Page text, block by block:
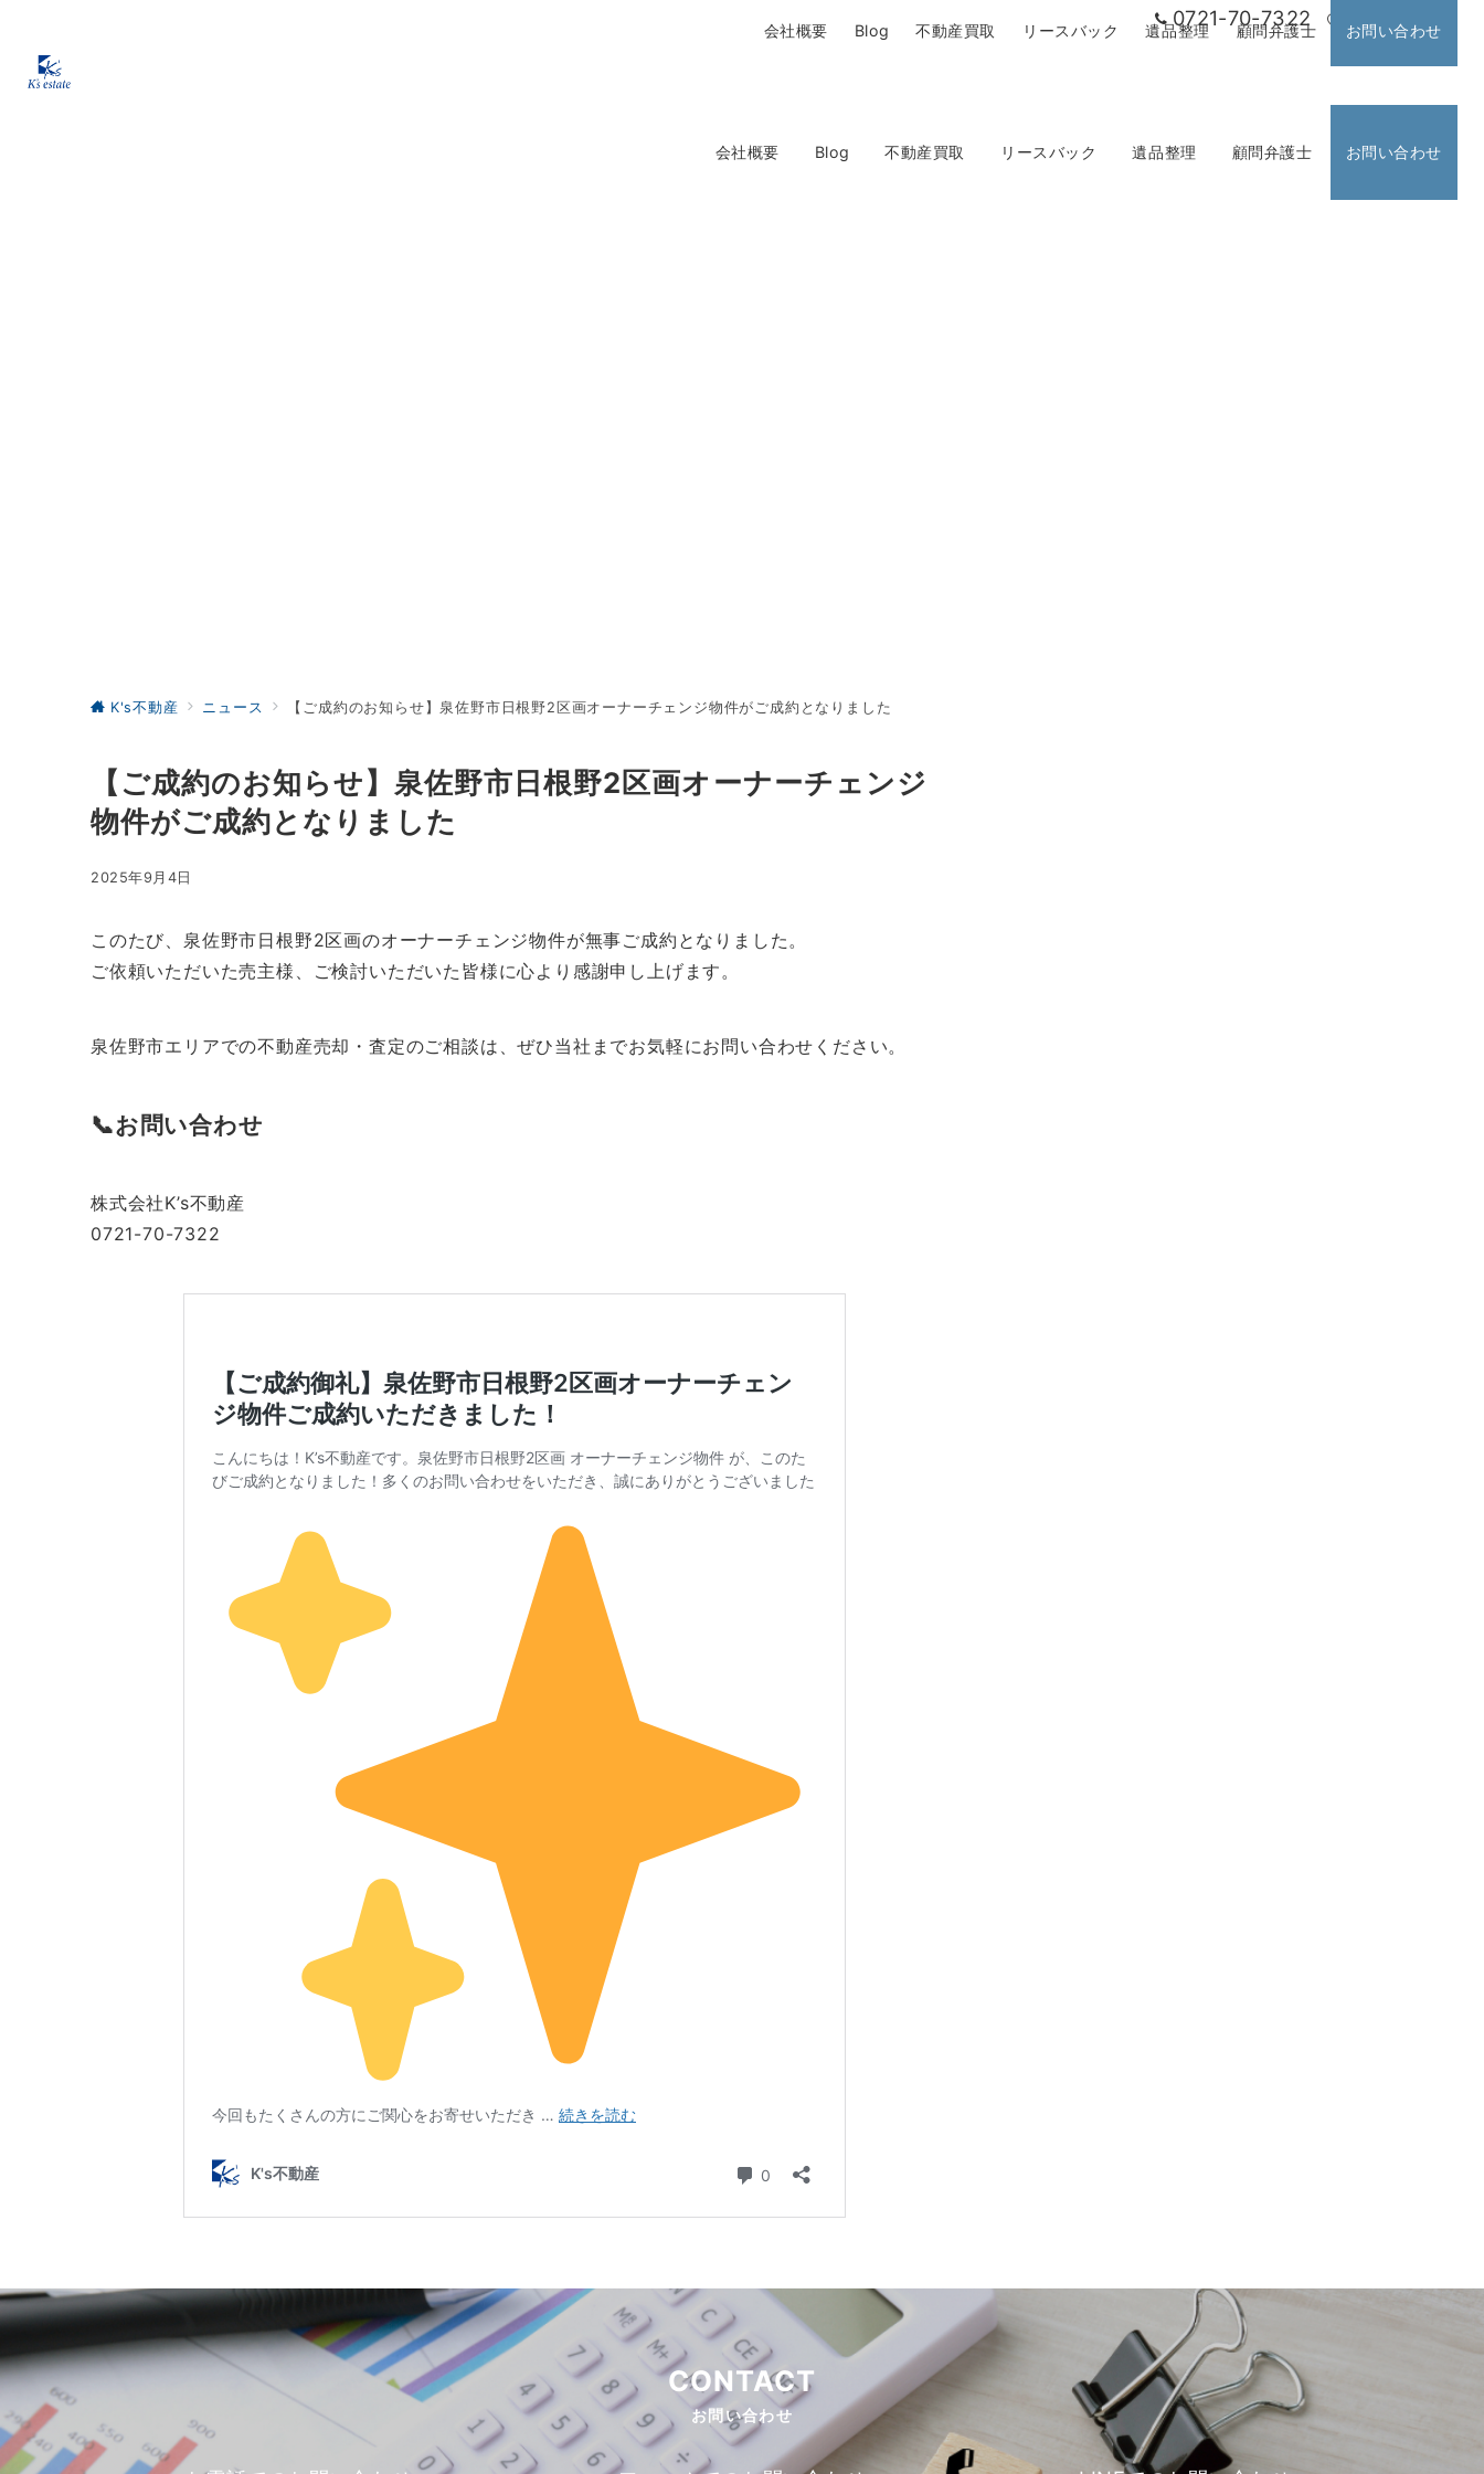
0721-70-7322 アクセス
会社概要 Blog 不動産買取 リースバック 遺品整理 顧問弁護士 お問い合わせ
会社概要 Blog 不動産買取 リースバック 遺品整理 顧問弁護士 お問い合わせ
K's不動産 ニュース 【ご成約のお知らせ】泉佐野市日根野2区画オーナーチェンジ物件がご成約となりました
【ご成約のお知らせ】泉佐野市日根野2区画オーナーチェンジ
物件がご成約となりました
2025年9月4日
このたび、泉佐野市日根野2区画のオーナーチェンジ物件が無事ご成約となりました。
ご依頼いただいた売主様、ご検討いただいた皆様に心より感謝申し上げます。
泉佐野市エリアでの不動産売却・査定のご相談は、ぜひ当社までお気軽にお問い合わせください。
📞お問い合わせ
株式会社K’s不動産
0721-70-7322
CONTACT
お問い合わせ